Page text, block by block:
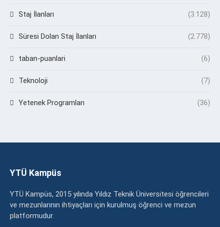
Staj İlanları (3.128)
Süresi Dolan Staj İlanları (2.778)
taban-puanlari (6)
Teknoloji (7)
Yetenek Programları (36)
YTÜ Kampüs
YTÜ Kampüs, 2015 yılında Yıldız Teknik Üniversitesi öğrencileri
ve mezunlarının ihtiyaçları için kurulmuş öğrenci ve mezun
platformudur.